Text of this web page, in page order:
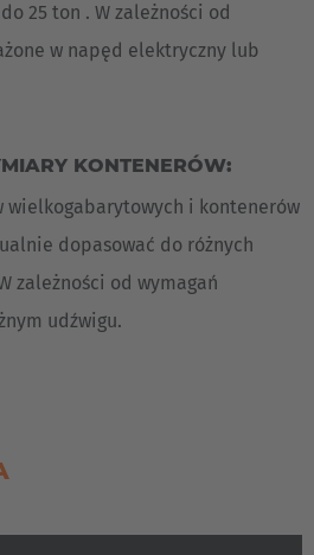
25 ton . W zależności od
w napęd elektryczny lub
KONTENERÓW:
wielkogabarytowych i kontenerów
dopasować do różnych
zależności od wymagań
udźwigu.